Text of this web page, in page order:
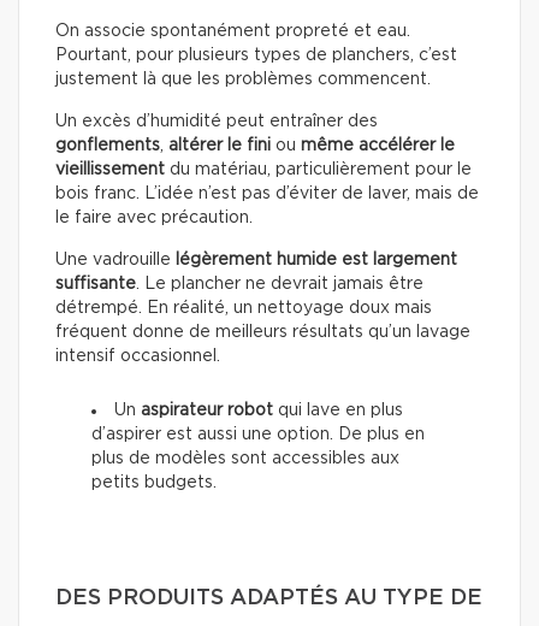
On associe spontanément propreté et eau.
Pourtant, pour plusieurs types de planchers, c’est
justement là que les problèmes commencent.
Un excès d’humidité peut entraîner des
gonflements altérer le fini ou même accélérer le
vieillissement du matériau, particulièrement pour le
bois franc. L’idée n’est pas d’éviter de laver, mais de
le faire avec précaution.
Une vadrouille
légèrement humide est largement
suffisante . Le plancher ne devrait jamais être
détrempé. En réalité, un nettoyage doux mais
fréquent donne de meilleurs résultats qu’un lavage
intensif occasionnel.
Un aspirateur robot qui lave en plus
d’aspirer est aussi une option. De plus en
plus de modèles sont accessibles aux
petits budgets.
DES PRODUITS ADAPTÉS AU TYPE DE